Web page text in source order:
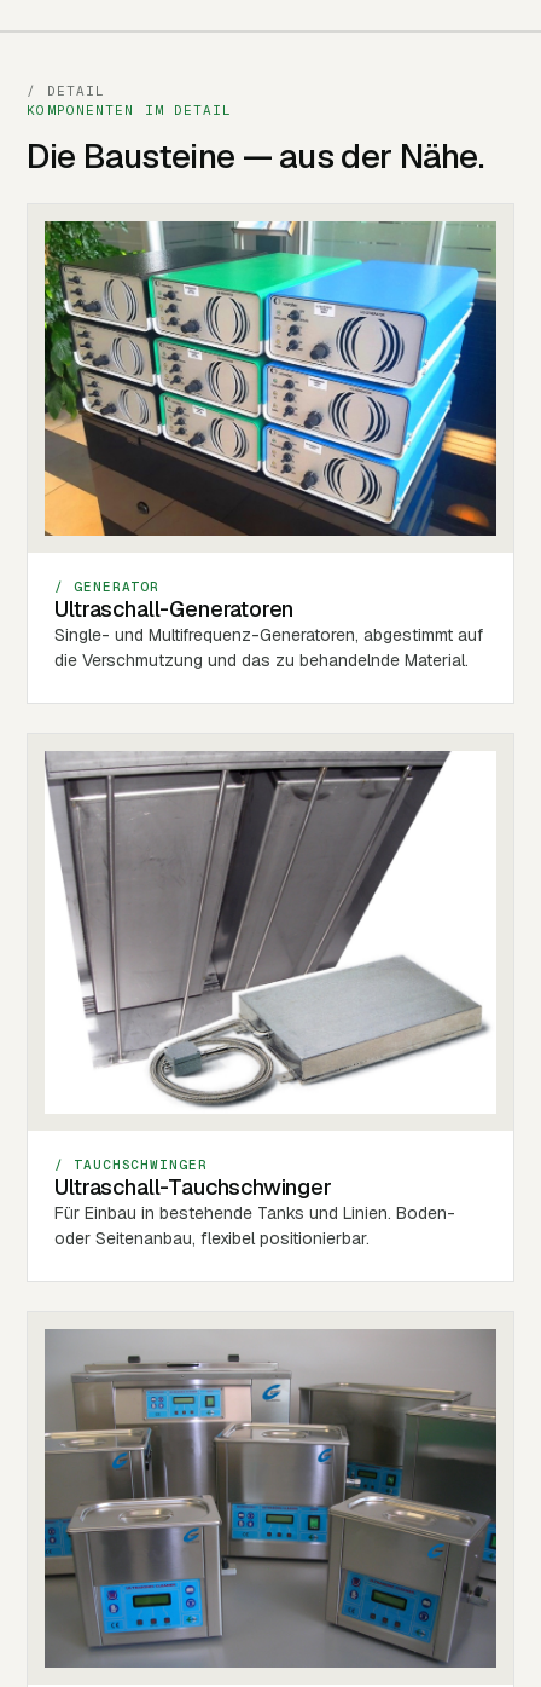
/ DETAIL
KOMPONENTEN IM DETAIL
Die Bausteine — aus der Nähe.
/ GENERATOR
Ultraschall-Generatoren
Single- und Multifrequenz-Generatoren, abgestimmt auf
die Verschmutzung und das zu behandelnde Material.
/ TAUCHSCHWINGER
Ultraschall-Tauchschwinger
Für Einbau in bestehende Tanks und Linien. Boden-
oder Seitenanbau, flexibel positionierbar.